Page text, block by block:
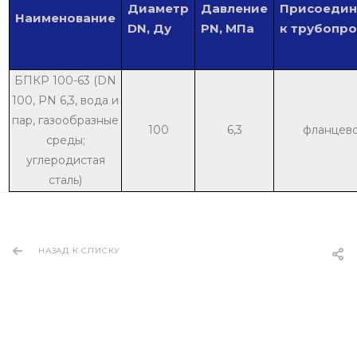
Наименование
Диаметр
DN, Ду
Давление
PN, МПа
к
БПКР 100-63 (DN
100, PN 6,3, вода и
пар, газообразные
среды;
углеродистая
сталь)
100 6,3
НАЗАД К СПИСКУ